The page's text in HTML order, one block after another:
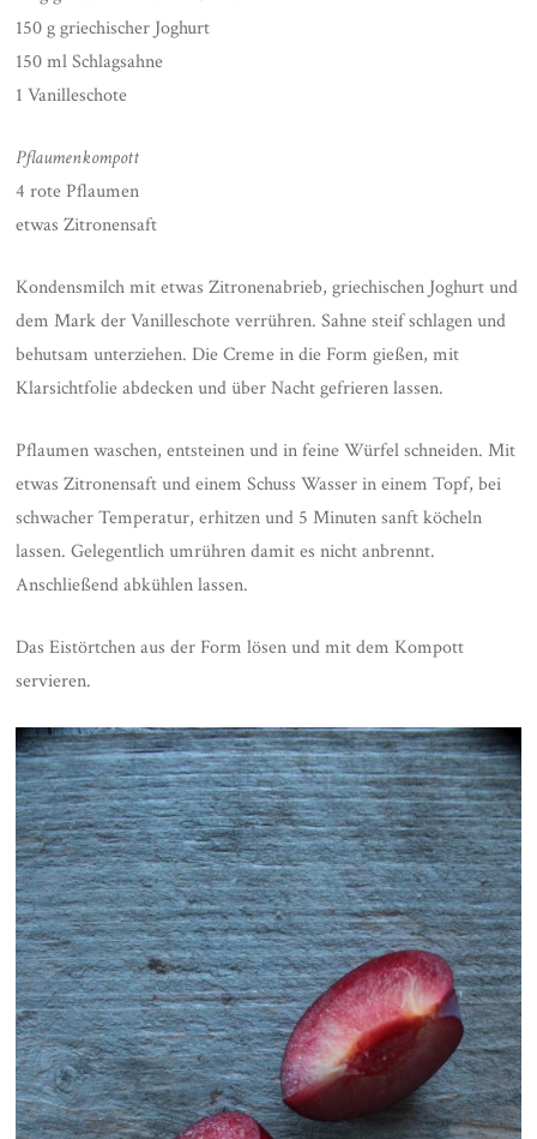
150 g griechischer Joghurt
150 ml Schlagsahne
1 Vanilleschote
Pflaumenkompott
4 rote Pflaumen
etwas Zitronensaft
Kondensmilch mit etwas Zitronenabrieb, griechischen Joghurt und
dem Mark der Vanilleschote verrühren. Sahne steif schlagen und
behutsam unterziehen. Die Creme in die Form gießen, mit
Klarsichtfolie abdecken und über Nacht gefrieren lassen.
Pflaumen waschen, entsteinen und in feine Würfel schneiden. Mit
etwas Zitronensaft und einem Schuss Wasser in einem Topf, bei
schwacher Temperatur, erhitzen und 5 Minuten sanft köcheln
lassen. Gelegentlich umrühren damit es nicht anbrennt.
Anschließend abkühlen lassen.
Das Eistörtchen aus der Form lösen und mit dem Kompott
servieren.